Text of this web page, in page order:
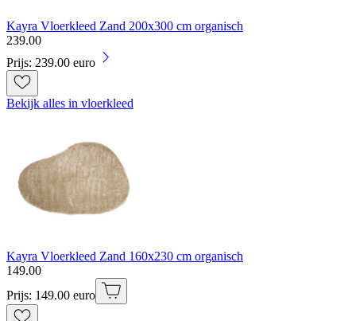
Kayra Vloerkleed Zand 200x300 cm organisch
239.00
Prijs: 239.00 euro
Bekijk alles in vloerkleed
Kayra Vloerkleed Zand 160x230 cm organisch
149.00
Prijs: 149.00 euro